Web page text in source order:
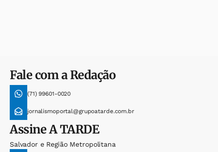
Fale com a Redação
(71) 99601-0020
jornalismoportal@grupoatarde.com.br
AssineA TARDE
Salvador e Região Metropolitana